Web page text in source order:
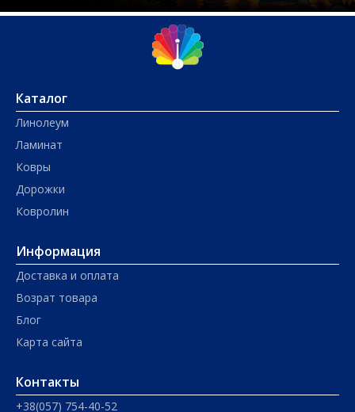
Каталог
Линолеум
Ламинат
Ковры
Дорожки
Ковролин
Информация
Доставка и оплата
Возрат товара
Блог
Карта сайта
Контакты
+38(057) 754-40-52